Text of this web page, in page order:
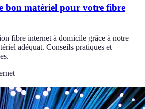
bon matériel pour votre fibre
fibre internet à domicile grâce à notre
adéquat. Conseils pratiques et